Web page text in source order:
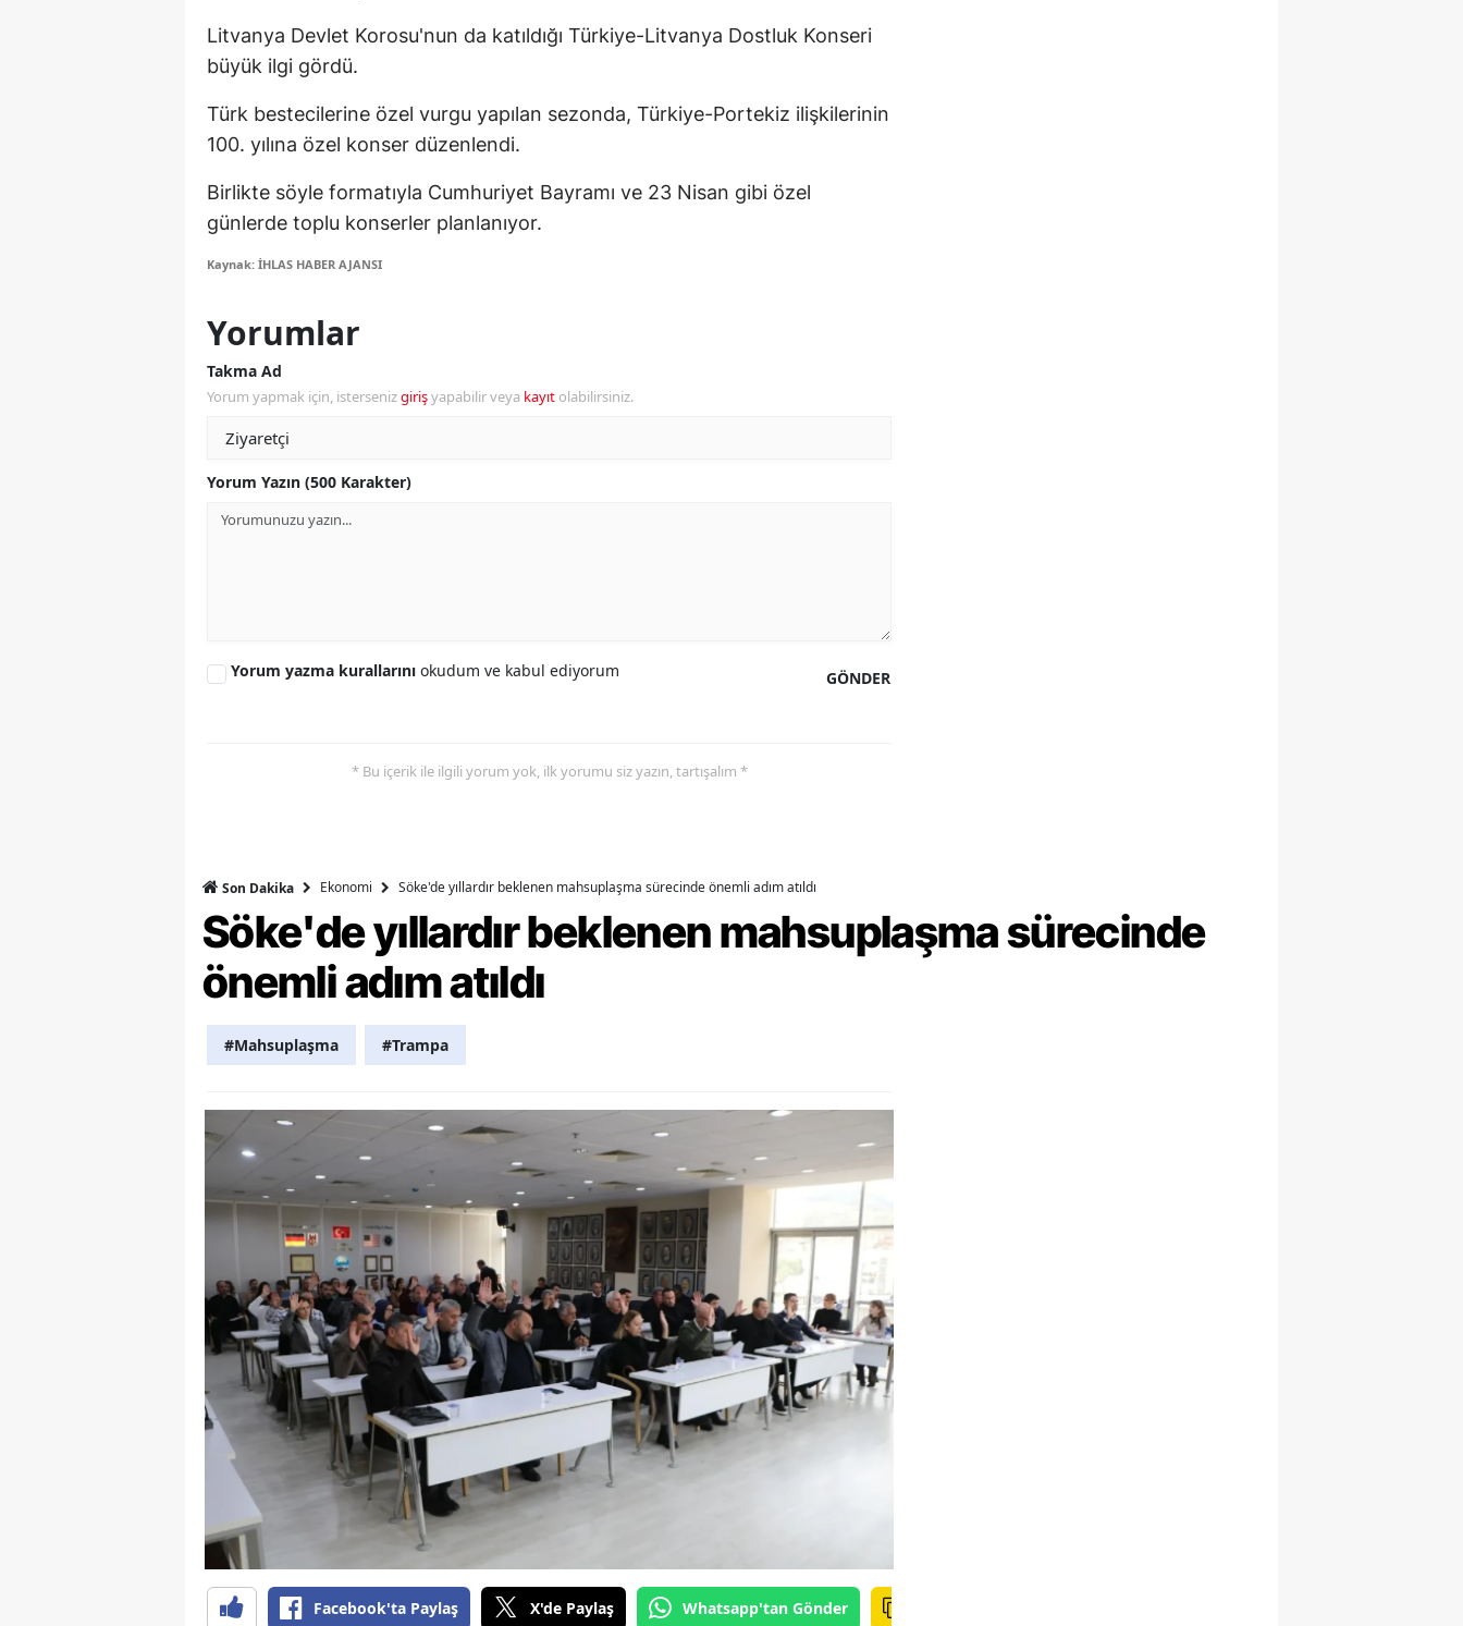
Rize
Sakarya
Samsun
Aksaray
Kırıkkale
Şırnak
Iğdır
Karabük
Kilis
Osmaniye
Düzce
Litvanya Devlet Korosu'nun da katıldığı Türkiye-Litvanya Dostluk Konseri
büyük ilgi gördü.
Türk bestecilerine özel vurgu yapılan sezonda, Türkiye-Portekiz ilişkilerinin
100. yılına özel konser düzenlendi.
Birlikte söyle formatıyla Cumhuriyet Bayramı ve 23 Nisan gibi özel
günlerde toplu konserler planlanıyor.
Kaynak: İHLAS HABER AJANSI
Yorumlar
Takma Ad
Yorum yapmak için, istersenizgirişyapabilir veya kayıt olabilirsiniz.
Yorum Yazın (500 Karakter)
GÖNDER
Yorum yazma kurallarını okudum ve kabul ediyorum
* Bu içerik ile ilgili yorum yok, ilk yorumu siz yazın, tartışalım *
Son Dakika Ekonomi Söke'de yıllardır beklenen mahsuplaşma sürecinde önemli adım atıldı
Söke'de yıllardır beklenen mahsuplaşma sürecinde
önemli adım atıldı
#Mahsuplaşma #Trampa
Facebook'ta Paylaş X'de Paylaş Whatsapp'tan Gönder